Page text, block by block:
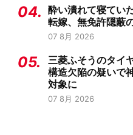
04. 酔い潰れて寝てい
転嫁、無免許隠蔽
07 8月 2026
05.
三菱ふそうのタイ
構造欠陥の疑いで
対象に
07 8月 2026